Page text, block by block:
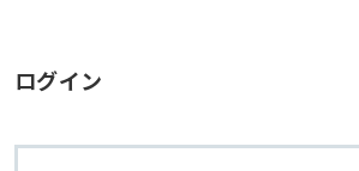
ログイン